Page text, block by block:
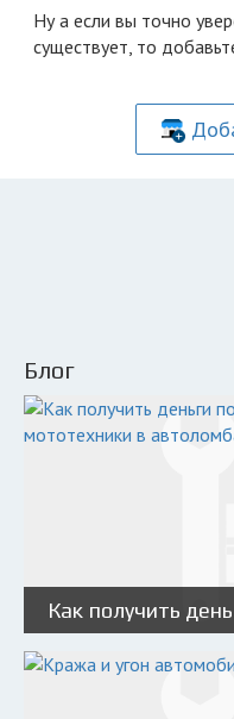
Ну а если вы точно
существует, то
Блог